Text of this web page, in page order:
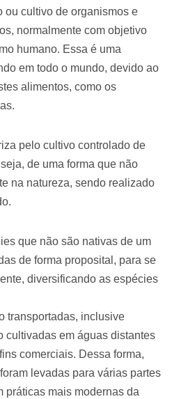
ou cultivo de organismos e
normalmente com objetivo
humano. Essa é uma
em todo o mundo, devido ao
alimentos, como os
pelo cultivo controlado de
de uma forma que não
na natureza, sendo realizado
que não são nativas de um
de forma proposital, para se
diversificando as espécies
transportadas, inclusive
cultivadas em águas distantes
comerciais. Dessa forma,
levadas para várias partes
práticas mais modernas da